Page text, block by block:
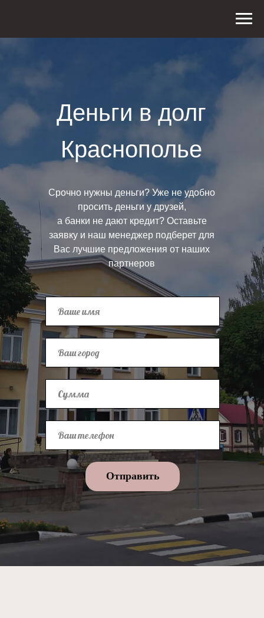
Деньги в долг
Краснополье
Срочно нужны деньги? Уже не удобно
просить деньги у друзей,
а банки не дают кредит? Оставьте
заявку и наш менеджер подберет для
Вас лучшие предложения от наших
партнеров
Отправить